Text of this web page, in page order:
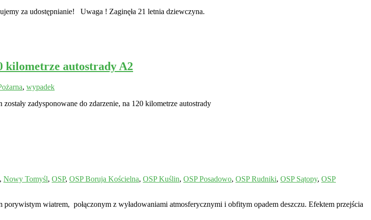
za udostępnianie! Uwaga ! Zaginęła 21 letnia dziewczyna.
kilometrze autostrady A2
, wypadek
zadysponowane do zdarzenie, na 120 kilometrze autostrady
, Nowy Tomyśl, OSP, OSP Boruja Kościelna, OSP Kuślin, OSP Posadowo, OSP Rudniki, OSP Sątopy, OSP
wiatrem, połączonym z wyładowaniami atmosferycznymi i obfitym opadem deszczu. Efektem przejścia